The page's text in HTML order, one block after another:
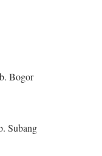
Bogor
Subang